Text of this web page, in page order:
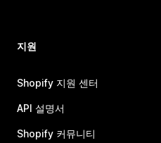
지원
Shopify 지원 센터
API 설명서
Shopify 커뮤니티